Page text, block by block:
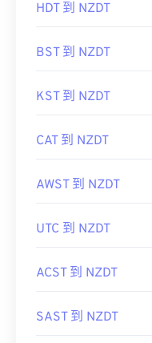
HDT 到 NZDT
BST 到 NZDT
KST 到 NZDT
CAT 到 NZDT
AWST 到 NZDT
UTC 到 NZDT
ACST 到 NZDT
SAST 到 NZDT